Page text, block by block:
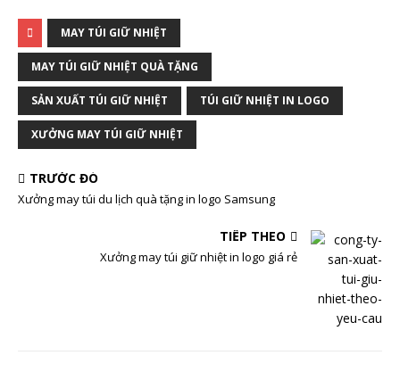
MAY TÚI GIỮ NHIỆT
MAY TÚI GIỮ NHIỆT QUÀ TẶNG
SẢN XUẤT TÚI GIỮ NHIỆT TÚI GIỮ NHIỆT IN LOGO
XƯỞNG MAY TÚI GIỮ NHIỆT
TRƯỚC ĐÓ
Xưởng may túi du lịch quà tặng in logo Samsung
TIẾP THEO
Xưởng may túi giữ nhiệt in logo giá rẻ